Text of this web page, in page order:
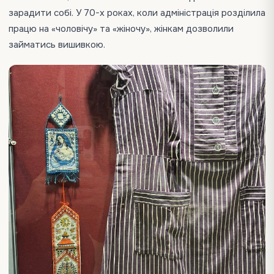
зарадити собі. У 70-х роках, коли адміністрація розділила
працю на «чоловічу» та «жіночу», жінкам дозволили
займатись вишивкою.